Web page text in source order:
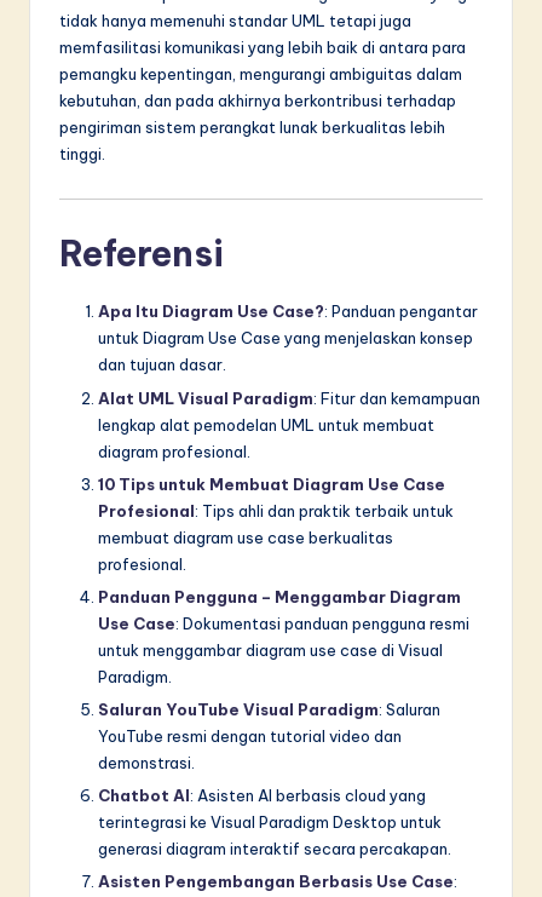
tidak hanya memenuhi standar UML tetapi juga
memfasilitasi komunikasi yang lebih baik di antara para
pemangku kepentingan, mengurangi ambiguitas dalam
kebutuhan, dan pada akhirnya berkontribusi terhadap
pengiriman sistem perangkat lunak berkualitas lebih
tinggi.
Referensi
Apa Itu Diagram Use Case?: Panduan pengantar
untuk Diagram Use Case yang menjelaskan konsep
dan tujuan dasar.
Alat UML Visual Paradigm: Fitur dan kemampuan
lengkap alat pemodelan UML untuk membuat
diagram profesional.
10 Tips untuk Membuat Diagram Use Case
Profesional: Tips ahli dan praktik terbaik untuk
membuat diagram use case berkualitas
profesional.
Panduan Pengguna – Menggambar Diagram
Use Case: Dokumentasi panduan pengguna resmi
untuk menggambar diagram use case di Visual
Paradigm.
Saluran YouTube Visual Paradigm: Saluran
YouTube resmi dengan tutorial video dan
demonstrasi.
Chatbot AI: Asisten AI berbasis cloud yang
terintegrasi ke Visual Paradigm Desktop untuk
generasi diagram interaktif secara percakapan.
Asisten Pengembangan Berbasis Use Case: